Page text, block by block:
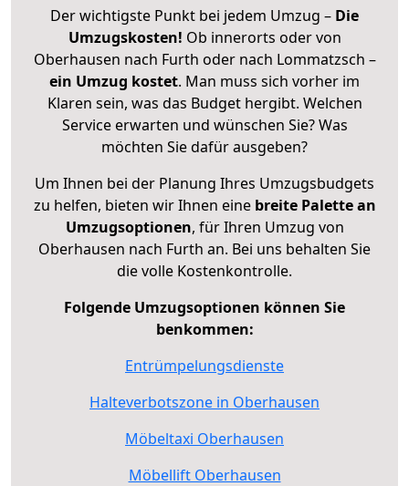
Der wichtigste Punkt bei jedem Umzug – Die
Umzugskosten! Ob innerorts oder von
Oberhausen nach Furth oder nach Lommatzsch –
ein Umzug kostet. Man muss sich vorher im
Klaren sein, was das Budget hergibt. Welchen
Service erwarten und wünschen Sie? Was
möchten Sie dafür ausgeben?
Um Ihnen bei der Planung Ihres Umzugsbudgets
zu helfen, bieten wir Ihnen eine breite Palette an
Umzugsoptionen, für Ihren Umzug von
Oberhausen nach Furth an. Bei uns behalten Sie
die volle Kostenkontrolle.
Folgende Umzugsoptionen können Sie
benkommen:
Entrümpelungsdienste
Halteverbotszone in Oberhausen
Möbeltaxi Oberhausen
Möbellift Oberhausen